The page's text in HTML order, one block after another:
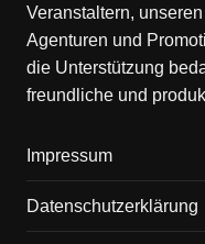
Veranstaltern,
Agenturen und
die Unterstützung
freundliche und
Impressum
Datenschutzerklärung